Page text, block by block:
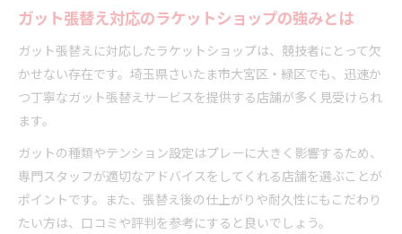
る
地元で活用したい最新ラケットショップ事情
ラケットショップの最新サービス事情を徹底紹介
ガット張替えや新商品も扱うラケットショップ動
オンラインショップ対応のラケットショップが増
加中
口コミや評判から見る地域のラケットショップ事
情
ガット張替え対応のラケットショップの強みとは
ガット張替えに対応したラケットショップは、競技者にとって欠
かせない存在です。埼玉県さいたま市大宮区・緑区でも、迅速か
つ丁寧なガット張替えサービスを提供する店舗が多く見受けられ
ます。
ガットの種類やテンション設定はプレーに大きく影響するため、
専門スタッフが適切なアドバイスをしてくれる店舗を選ぶことが
ポイントです。また、張替え後の仕上がりや耐久性にもこだわり
たい方は、口コミや評判を参考にすると良いでしょう。